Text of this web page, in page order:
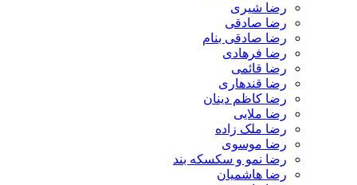
رضا شیری
رضا صادقی
رضا صادقی بنام
رضا فرهادی
رضا قائمی
رضا قندهاری
رضا کاظم دینان
رضا ملایی
رضا ملک زاده
رضا موسوی
رضا نمو و سکسکه بند
رضا هاشمیان